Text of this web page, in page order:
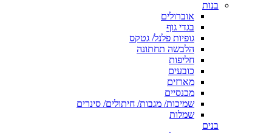
בנות
אוברולים
בגדי גוף
גופיות פלנל/ גטקס
הלבשה תחתונה
חליפות
כובעים
מארזים
מכנסיים
שמיכות/ מגבות/ חיתולים/ סינרים
שמלות
בנים